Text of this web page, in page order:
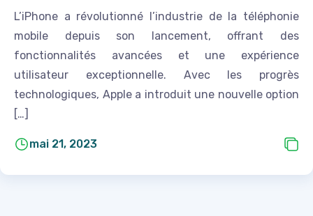
L’iPhone a révolutionné l’industrie de la téléphonie
mobile depuis son lancement, offrant des
fonctionnalités avancées et une expérience
utilisateur exceptionnelle. Avec les progrès
technologiques, Apple a introduit une nouvelle option
[…]
mai 21, 2023